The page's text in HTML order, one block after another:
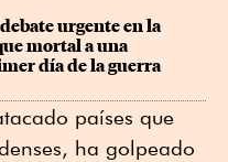
urgente en la
mortal a una
día de la guerra
países que
ha golpeado